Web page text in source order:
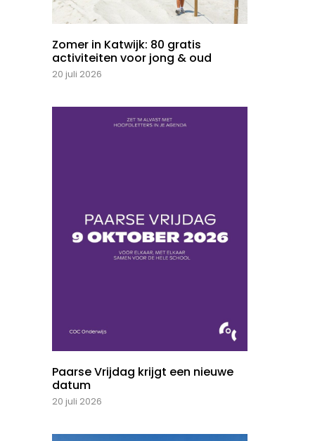
Zomer in Katwijk: 80 gratis
activiteiten voor jong & oud
20 juli 2026
Paarse Vrijdag krijgt een nieuwe
datum
20 juli 2026